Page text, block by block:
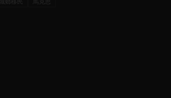
城鄉移民 馬克思